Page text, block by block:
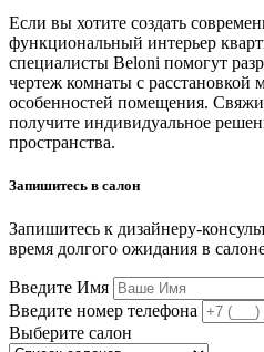
Если вы хотите создать
функциональный интерьер
специалисты Beloni помогут
чертеж комнаты с расстановкой
особенностей помещения.
получите индивидуальное
пространства.
Запишитесь в салон
Запишитесь к дизайнеру-
время долгого ожидания в
Введите Имя
Введите номер телефона
Выберите салон